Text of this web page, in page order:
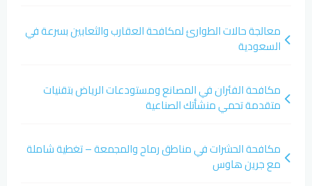
معالجة حالات الطوارئ لمكافحة العقارب والثعابين بسرعة في
السعودية
مكافحة الفئران في المصانع ومستودعات الرياض بتقنيات
متقدمة تحمي منشأتك الصناعية
مكافحة الحشرات في مناطق رماح والمجمعة – تغطية شاملة
مع جرين هاوس